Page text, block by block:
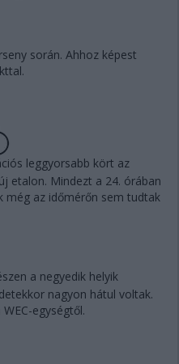
során. Ahhoz képest
leggyorsabb kört az
etalon. Mindezt a 24. órában
még az időmérőn sem tudtak
a negyedik helyik
nagyon hátul voltak.
egységtől.